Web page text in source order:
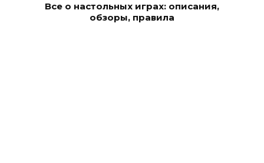
Все о настольных играх: описания,
обзоры, правила